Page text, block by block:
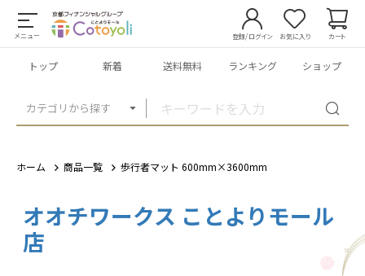
メニュー
カテゴリから探す
登録/ログイン お気に入り カート
トップ 新着 送料無料 ランキング ショップ
ホーム 商品一覧 歩行者マット 600mm×3600mm
1
オオチワークス ことよりモール
店